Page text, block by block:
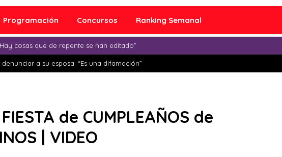
Programación Concursos Ranking Semanal
cosas que de repente se han editado”
a su esposa: “Es una difamación”
de CUMPLEAÑOS de
| VIDEO